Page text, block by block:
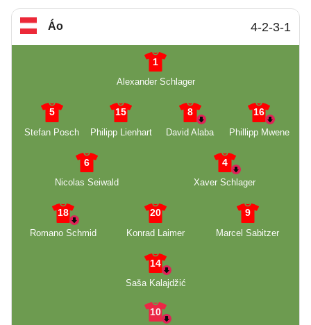
Áo 4-2-3-1
1
Alexander Schlager
5
Stefan Posch
15
Philipp Lienhart
8
David Alaba
16
Phillipp Mwene
6
Nicolas Seiwald
4
Xaver Schlager
18
Romano Schmid
20
Konrad Laimer
9
Marcel Sabitzer
14
Saša Kalajdžić
10